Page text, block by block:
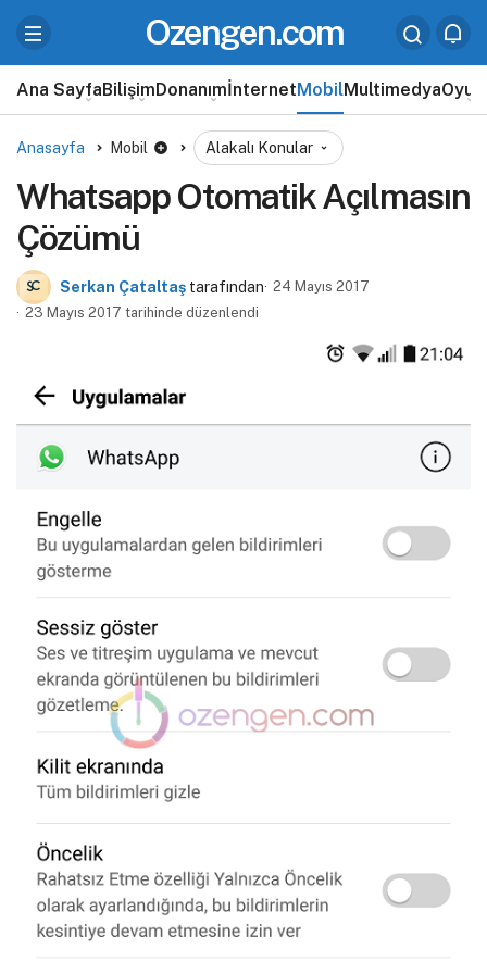
Ozengen.com
Ana SayfaBilişimDonanımİnternetMobilMultimedyaOyun
Anasayfa Mobil Alakalı Konular
Whatsapp Otomatik Açılmasın
Çözümü
Serkan Çataltaş tarafından 24 Mayıs 2017
23 Mayıs 2017 tarihinde düzenlendi